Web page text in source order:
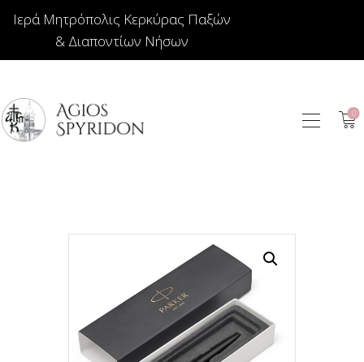
Ιερά Μητρόπολις Κερκύρας Παξών
& Διαποντίων Νήσων
0
ΕΙΚΟΝΕΣ
ΙΕΡΑΤΙΚΑ
ΕΙΔΗ ΔΩΡΩΝ –
ΣΠΙΤΙΟΥ
ΤΑΜΑΤΑ
ΑΡΘΡΟΓΡΑΦΙΑ